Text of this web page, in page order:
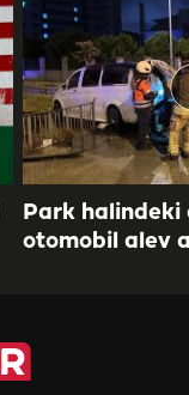
Park halindeki
otomobil alev